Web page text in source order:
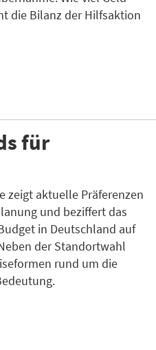
die Bilanz der Hilfsaktion
für
zeigt aktuelle Präferenzen
und beziffert das
in Deutschland auf
der Standortwahl
rund um die